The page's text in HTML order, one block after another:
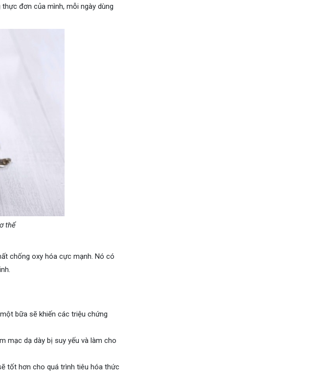
đơn của mình, mỗi ngày dùng
thể
chống oxy hóa cực mạnh. Nó có
bữa sẽ khiến các triệu chứng
mạc dạ dày bị suy yếu và làm cho
tốt hơn cho quá trình tiêu hóa thức